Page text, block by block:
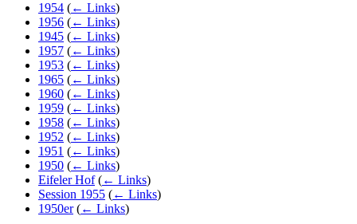
1954 (← Links)
1956 (← Links)
1945 (← Links)
1957 (← Links)
1953 (← Links)
1965 (← Links)
1960 (← Links)
1959 (← Links)
1958 (← Links)
1952 (← Links)
1951 (← Links)
1950 (← Links)
Eifeler Hof (← Links)
Session 1955 (← Links)
1950er (← Links)